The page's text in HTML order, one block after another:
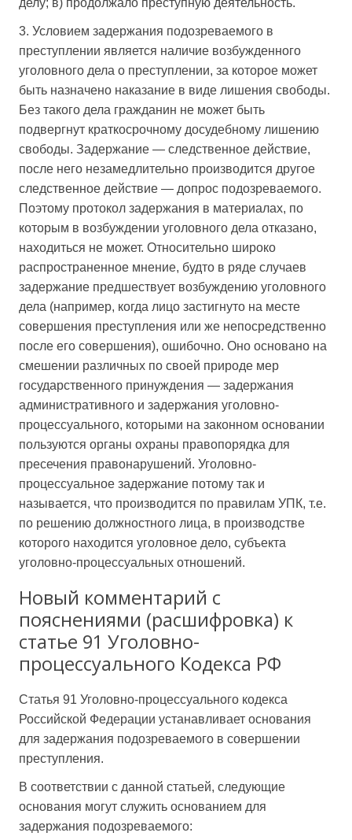
3. Условием задержания подозреваемого в
преступлении является наличие возбужденного
уголовного дела о преступлении, за которое может
быть назначено наказание в виде лишения свободы.
Без такого дела гражданин не может быть
подвергнут краткосрочному досудебному лишению
свободы. Задержание — следственное действие,
после него незамедлительно производится другое
следственное действие — допрос подозреваемого.
Поэтому протокол задержания в материалах, по
которым в возбуждении уголовного дела отказано,
находиться не может. Относительно широко
распространенное мнение, будто в ряде случаев
задержание предшествует возбуждению уголовного
дела (например, когда лицо застигнуто на месте
совершения преступления или же непосредственно
после его совершения), ошибочно. Оно основано на
смешении различных по своей природе мер
государственного принуждения — задержания
административного и задержания уголовно-
процессуального, которыми на законном основании
пользуются органы охраны правопорядка для
пресечения правонарушений. Уголовно-
процессуальное задержание потому так и
называется, что производится по правилам УПК, т.е.
по решению должностного лица, в производстве
которого находится уголовное дело, субъекта
уголовно-процессуальных отношений.
Новый комментарий с
пояснениями (расшифровка) к
статье 91 Уголовно-
процессуального Кодекса РФ
Статья 91 Уголовно-процессуального кодекса
Российской Федерации устанавливает основания
для задержания подозреваемого в совершении
преступления.
В соответствии с данной статьей, следующие
основания могут служить основанием для
задержания подозреваемого: